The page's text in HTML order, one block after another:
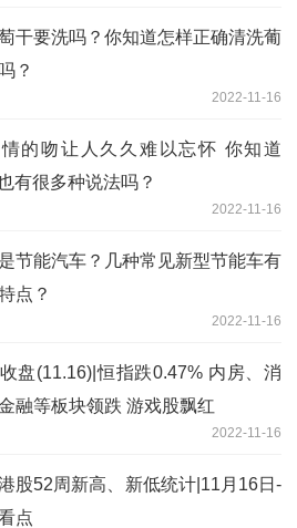
干要洗吗？你知道怎样正确清洗葡
？
2022-11-16
的吻让人久久难以忘怀 你知道
有很多种说法吗？
2022-11-16
节能汽车？几种常见新型节能车有
点？
2022-11-16
盘(11.16)|恒指跌0.47% 内房、消
融等板块领跌 游戏股飘红
2022-11-16
股52周新高、新低统计|11月16日-
点